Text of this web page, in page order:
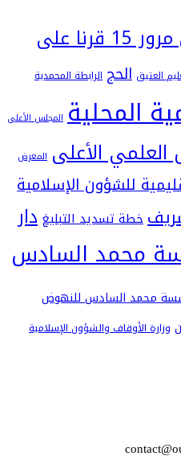
إحياء ذكرى مرور 15 قرنا على
الحج الرابطة المحمدية
المجلس الأعلى
الأعلى المعرض
الإسلامية
تسديد التبليغدار
السادس
السادس للنهوض
والشؤون الإسلامية